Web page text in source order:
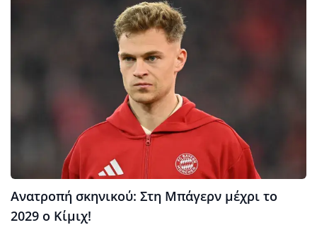
Ανατροπή σκηνικού: Στη Μπάγερν μέχρι το
2029 ο Κίμιχ!